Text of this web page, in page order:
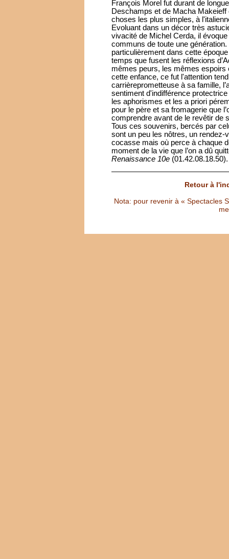
François Morel fut durant de
Deschamps et de Macha
choses les plus simples, à
Evoluant dans un décor très
vivacité de Michel Cerda, il
communs de toute une
particulièrement dans cette
temps que fusent les réflexions
mêmes peurs, les mêmes espoirs
cette enfance, ce fut l'attention
carrièreprometteuse à sa famille,
sentiment d'indifférence
les aphorismes et les a priori
pour le père et sa fromagerie que
comprendre avant de le revêtir de
Tous ces souvenirs, bercés par
sont un peu les nôtres, un
cocasse mais où perce à chaque
moment de la vie que l’on a dû
Renaissance 10e (01.42.08.18.50).
Retour à
Nota: pour revenir à « Spectacles